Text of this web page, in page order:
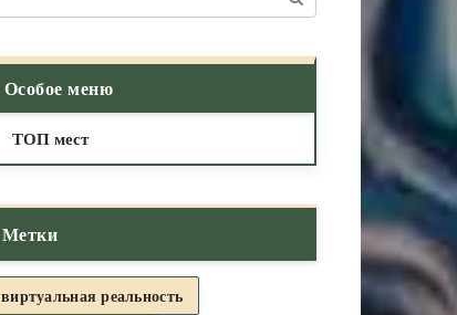
Особое меню
ТОП мест
Метки
виртуальная реальность